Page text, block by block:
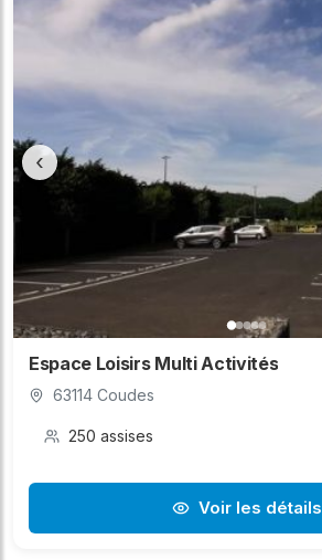
‹
Espace Loisirs Multi Activités
63114 Coudes
250 assises
Voir les détails